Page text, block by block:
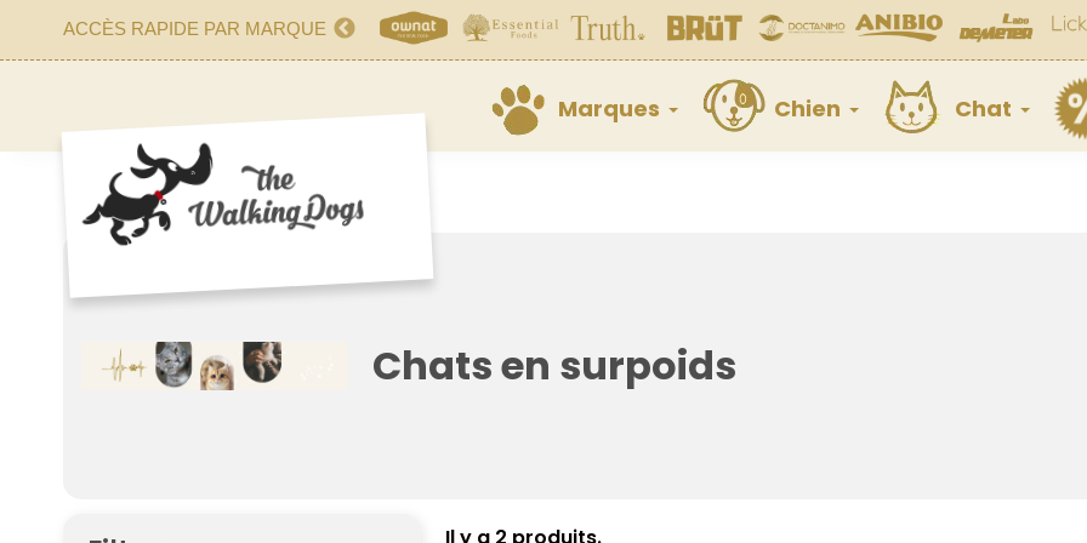
ACCÈS RAPIDE PAR MARQUE
Marques Chien Chat
Chats en surpoids